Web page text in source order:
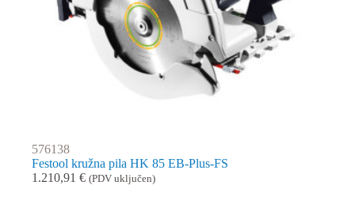
576138
Festool kružna pila HK 85 EB-Plus-FS
1.210,91 € (PDV uključen)